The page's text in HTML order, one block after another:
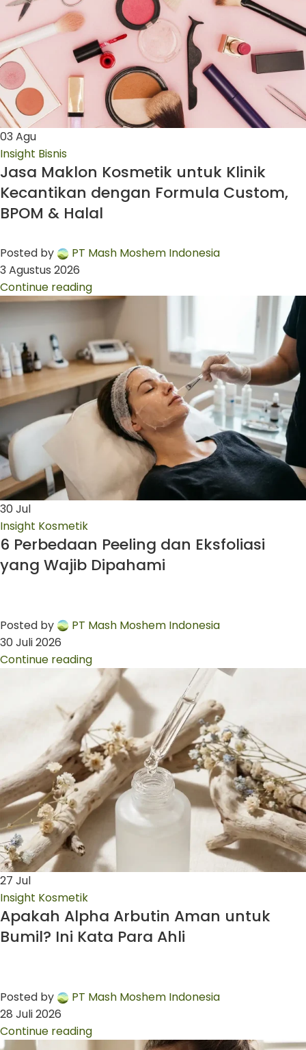
03 Agu
Insight Bisnis
Jasa Maklon Kosmetik untuk Klinik
Kecantikan dengan Formula Custom,
BPOM & Halal
Posted by
PT Mash Moshem Indonesia
3 Agustus 2026
Continue reading
30Jul
Insight Kosmetik
6 Perbedaan Peeling dan Eksfoliasi
yang Wajib Dipahami
Posted by
PT Mash Moshem Indonesia
30 Juli 2026
Continue reading
27 Jul
Insight Kosmetik
Apakah Alpha Arbutin Aman untuk
Bumil? Ini Kata Para Ahli
Posted by
PT Mash Moshem Indonesia
28 Juli 2026
Continue reading